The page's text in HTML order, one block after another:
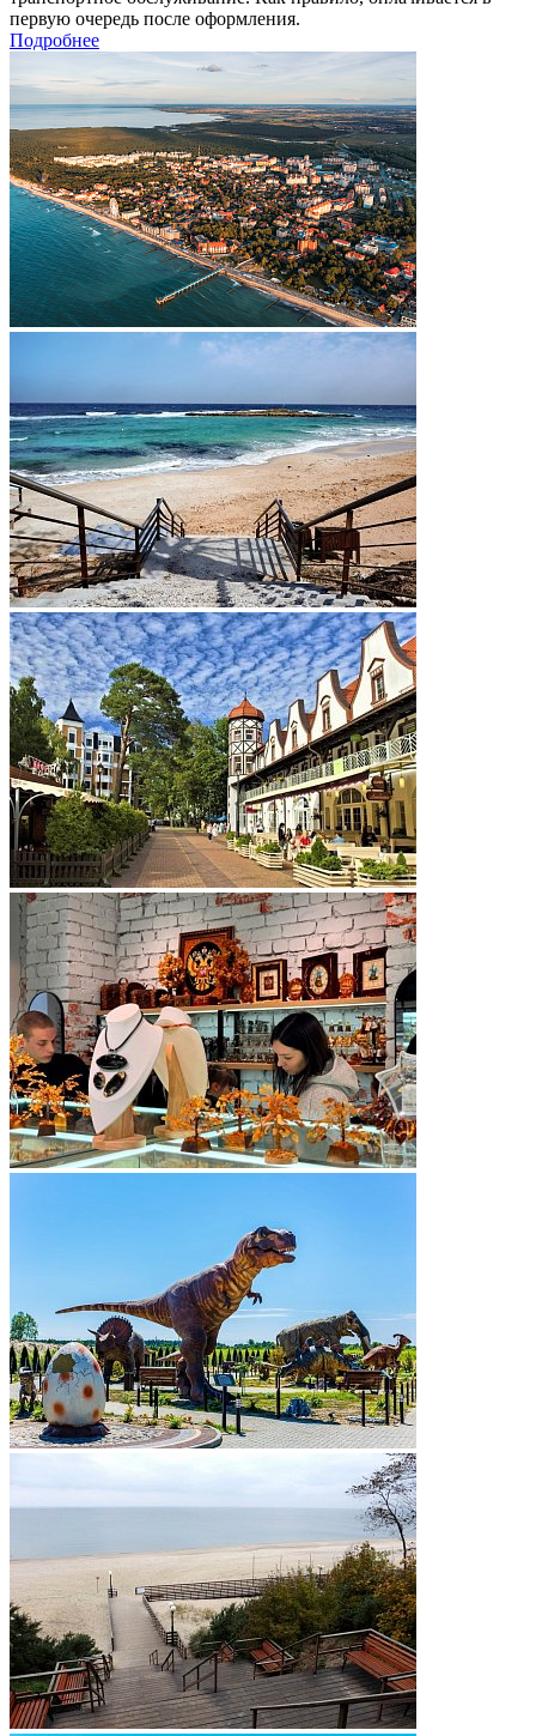
первую очередь после оформления.
Подробнее